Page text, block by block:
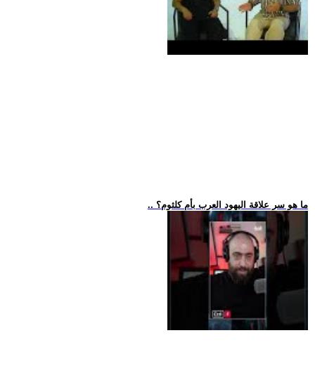
.. ما هو سر علاقة اليهود العرب بأم كلثوم؟